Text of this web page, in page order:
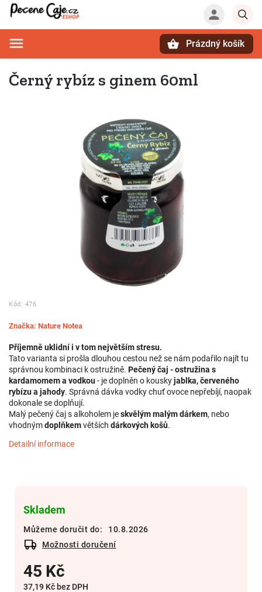
Prázdný košík
Černý rybíz s ginem 60ml
Kód: 476
Značka: Nature Notea
45 Kč
37,19 Kč bez DPH
Skladem
Můžeme doručit do:
10.8.2026
Možnosti doručení
Příjemně uklidní i v tom největším stresu.
Tato varianta si prošla dlouhou cestou než se nám podařilo najít tu
správnou kombinaci k ostružině. Pečený čaj - ostružina s
kardamomem a vodkou- je doplněn o kouskyjablka, červeného
rybízu a jahody. Správná dávka vodky chuť ovoce nepřebíjí, naopak
dokonale se doplňují.
Malý pečený čaj s alkoholem jeskvělým malým dárkem, nebo
vhodnýmdoplňkemvětších dárkových košů.
Detailní informace